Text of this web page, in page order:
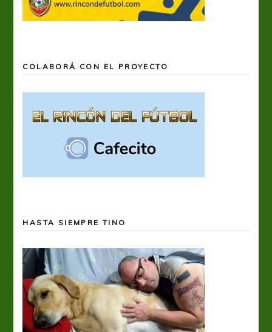
COLABORÁ CON EL PROYECTO
HASTA SIEMPRE TINO